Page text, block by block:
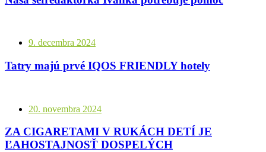
9. decembra 2024
Tatry majú prvé IQOS FRIENDLY hotely
20. novembra 2024
ZA CIGARETAMI V RUKÁCH DETÍ JE
ĽAHOSTAJNOSŤ DOSPELÝCH